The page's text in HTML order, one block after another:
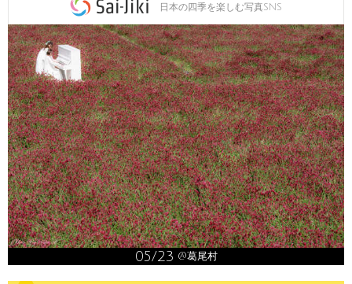
日本の四季を楽しむ写真SNS
05/23 @葛尾村